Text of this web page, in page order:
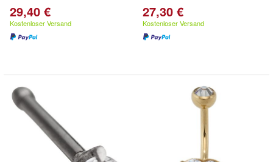
29,40 €
Kostenloser Versand
27,30 €
Kostenloser Versand